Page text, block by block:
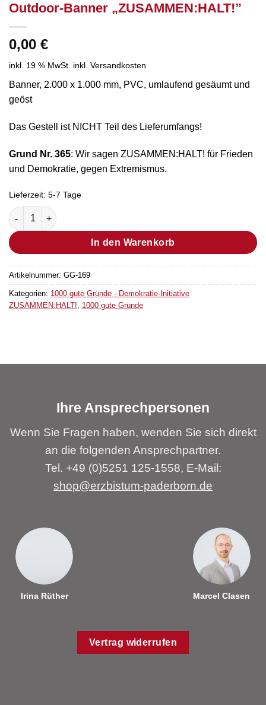
Outdoor-Banner „ZUSAMMEN:HALT!”
0,00 €
inkl. 19 % MwSt. inkl. Versandkosten
Banner, 2.000 x 1.000 mm, PVC, umlaufend gesäumt und
geöst
Das Gestell ist NICHT Teil des Lieferumfangs!
Grund Nr. 365: Wir sagen ZUSAMMEN:HALT! für Frieden
und Demokratie, gegen Extremismus.
Lieferzeit: 5-7 Tage
Outdoor-Banner „ZUSAMMEN:HALT!” Menge
In den Warenkorb
Artikelnummer: GG-169
Kategorien: 1000 gute Gründe - Demokratie-Initiative
ZUSAMMEN:HALT!, 1000 gute Gründe
Ihre Ansprechpersonen
Wenn Sie Fragen haben, wenden Sie sich direkt
an die folgenden Ansprechpartner.
Tel. +49 (0)5251 125-1558, E-Mail:
shop@erzbistum-paderborn.de
Irina Rüther Marcel Clasen
Vertrag widerrufen